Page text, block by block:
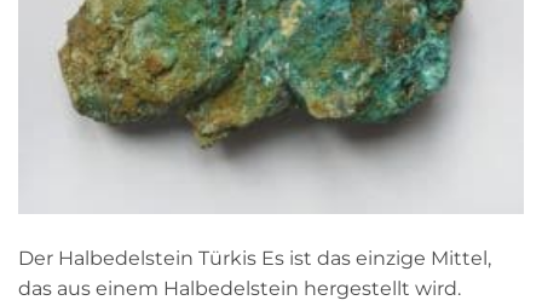
Der Halbedelstein Türkis Es ist das einzige Mittel,
das aus einem Halbedelstein hergestellt wird.